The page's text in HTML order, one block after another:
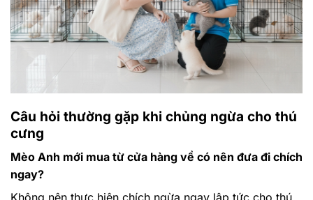
Câu hỏi thường gặp khi chủng ngừa cho thú
cưng
Mèo Anh mới mua từ cửa hàng về có nên đưa đi chích
ngay?
Không nên thực hiện chích ngừa ngay lập tức cho thú